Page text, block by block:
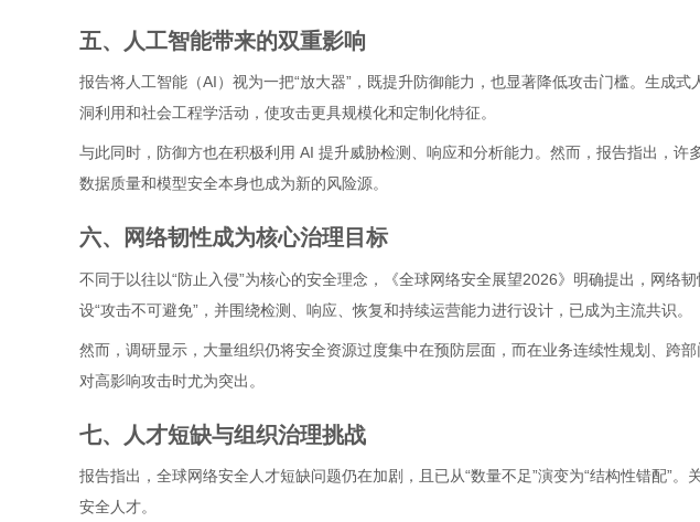
五、人工智能带来的双重影响
报告将人工智能（AI）视为一把“放大器”，既提升防御能力，也显著降低攻击门槛。生成
洞利用和社会工程学活动，使攻击更具规模化和定制化特征。
与此同时，防御方也在积极利用 AI 提升威胁检测、响应和分析能力。然而，报告指出，许
数据质量和模型安全本身也成为新的风险源。
六、网络韧性成为核心治理目标
不同于以往以“防止入侵”为核心的安全理念，《全球网络安全展望2026》明确提出，网络
设“攻击不可避免”，并围绕检测、响应、恢复和持续运营能力进行设计，已成为主流共识。
然而，调研显示，大量组织仍将安全资源过度集中在预防层面，而在业务连续性规划、跨
对高影响攻击时尤为突出。
七、人才短缺与组织治理挑战
报告指出，全球网络安全人才短缺问题仍在加剧，且已从“数量不足”演变为“结构性错配”
安全人才。